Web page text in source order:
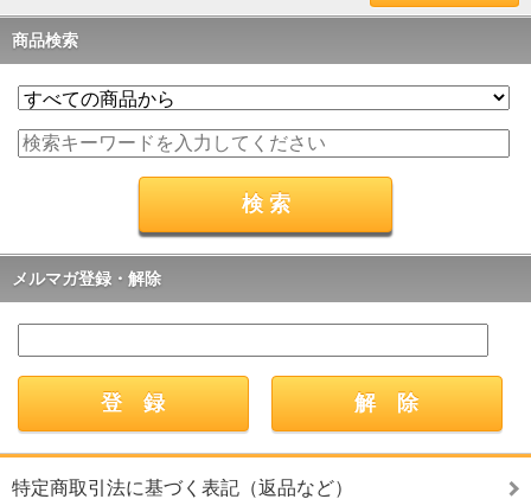
商品検索
メルマガ登録・解除
特定商取引法に基づく表記（返品など）